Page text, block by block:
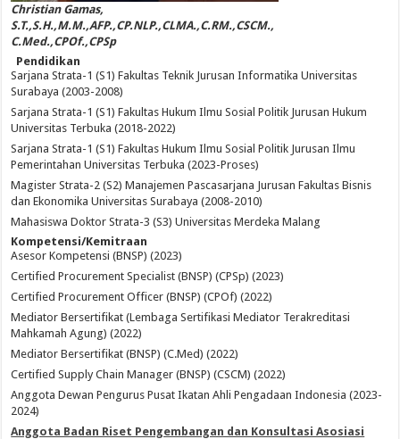
Christian Gamas,
S.T.,S.H.,M.M.,AFP.,CP.NLP.,CLMA.,C.RM.,CSCM.,
C.Med.,CPOf.,CPSp
Pendidikan
Sarjana Strata-1 (S1) Fakultas Teknik Jurusan Informatika Universitas
Surabaya (2003-2008)
Sarjana Strata-1 (S1) Fakultas Hukum Ilmu Sosial Politik Jurusan Hukum
Universitas Terbuka (2018-2022)
Sarjana Strata-1 (S1) Fakultas Hukum Ilmu Sosial Politik Jurusan Ilmu
Pemerintahan Universitas Terbuka (2023-Proses)
Magister Strata-2 (S2) Manajemen Pascasarjana Jurusan Fakultas Bisnis
dan Ekonomika Universitas Surabaya (2008-2010)
Mahasiswa Doktor Strata-3 (S3) Universitas Merdeka Malang
Kompetensi/Kemitraan
Asesor Kompetensi (BNSP) (2023)
Certified Procurement Specialist (BNSP) (CPSp) (2023)
Certified Procurement Officer (BNSP) (CPOf) (2022)
Mediator Bersertifikat (Lembaga Sertifikasi Mediator Terakreditasi
Mahkamah Agung) (2022)
Mediator Bersertifikat (BNSP) (C.Med) (2022)
Certified Supply Chain Manager (BNSP) (CSCM) (2022)
Anggota Dewan Pengurus Pusat Ikatan Ahli Pengadaan Indonesia (2023-
2024)
Anggota Badan Riset Pengembangan dan Konsultasi Asosiasi